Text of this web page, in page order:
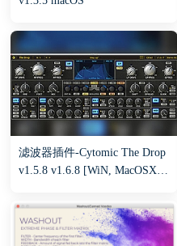
滤波器插件-Cytomic The Drop
v1.5.8 v1.6.8 [WiN, MacOSX]